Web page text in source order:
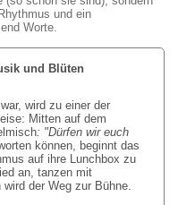
und ein
Worte.
und Blüten
wird zu einer der
Mitten auf dem
: "Dürfen wir euch
können, beginnt das
auf ihre Lunchbox zu
an, tanzen mit
der Weg zur Bühne.